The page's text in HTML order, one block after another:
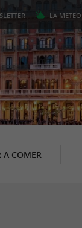
LA METEO
A COMER